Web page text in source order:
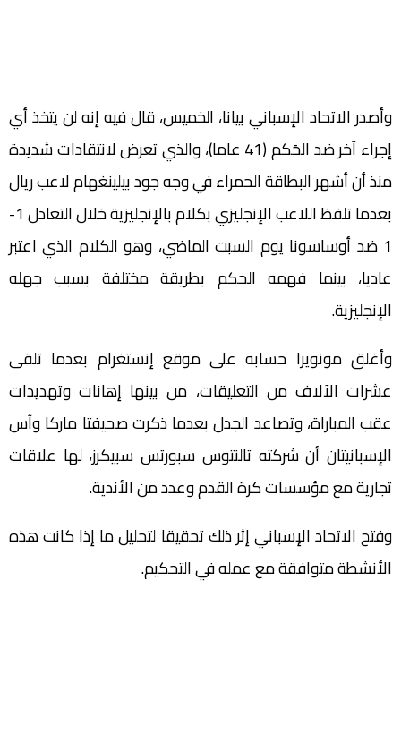
وأصدر الاتحاد الإسباني بيانا، الخميس، قال فيه إنه لن يتخذ أي
إجراء آخر ضد الحَكم (41 عاما)، والذي تعرض لانتقادات شديدة
منذ أن أشهر البطاقة الحمراء في وجه جود بيلينغهام لاعب ريال
بعدما تلفظ اللاعب الإنجليزي بكلام بالإنجليزية خلال التعادل 1-
1 ضد أوساسونا يوم السبت الماضي، وهو الكلام الذي اعتبر
عاديا، بينما فهمه الحكم بطريقة مختلفة بسبب جهله
الإنجليزية.
وأغلق مونويرا حسابه على موقع إنستغرام بعدما تلقى
عشرات الآلاف من التعليقات، من بينها إهانات وتهديدات
عقب المباراة، وتصاعد الجدل بعدما ذكرت صحيفتا ماركا وآس
الإسبانيتان أن شركته تالنتوس سبورتس سبيكرز، لها علاقات
تجارية مع مؤسسات كرة القدم وعدد من الأندية.
وفتح الاتحاد الإسباني إثر ذلك تحقيقا لتحليل ما إذا كانت هذه
الأنشطة متوافقة مع عمله في التحكيم.